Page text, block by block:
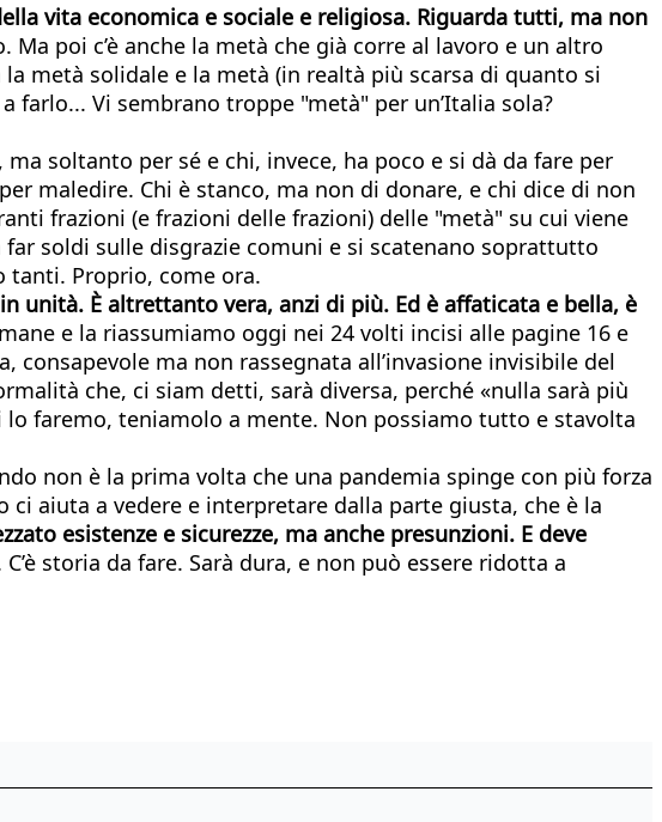
vita economica e sociale e religiosa. Riguarda tutti, ma non
Ma poi c’è anche la metà che già corre al lavoro e un altro
metà solidale e la metà (in realtà più scarsa di quanto si
farlo... Vi sembrano troppe "metà" per un’Italia sola?
soltanto per sé e chi, invece, ha poco e si dà da fare per
maledire. Chi è stanco, ma non di donare, e chi dice di non
frazioni (e frazioni delle frazioni) delle "metà" su cui viene
soldi sulle disgrazie comuni e si scatenano soprattutto
tanti. Proprio, come ora.
unità. È altrettanto vera, anzi di più. Ed è affaticata e bella, è
e la riassumiamo oggi nei 24 volti incisi alle pagine 16 e
consapevole ma non rassegnata all’invasione invisibile del
che, ci siam detti, sarà diversa, perché «nulla sarà più
faremo, teniamolo a mente. Non possiamo tutto e stavolta
non è la prima volta che una pandemia spinge con più forza
ci aiuta a vedere e interpretare dalla parte giusta, che è la
esistenze e sicurezze, ma anche presunzioni. E deve
C’è storia da fare. Sarà dura, e non può essere ridotta a